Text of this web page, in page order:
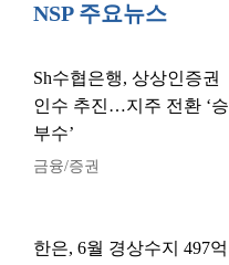
NSP 주요뉴스
Sh수협은행, 상상인증권
인수 추진…지주 전환 ‘승
부수’
금융/증권
한은, 6월 경상수지 497억